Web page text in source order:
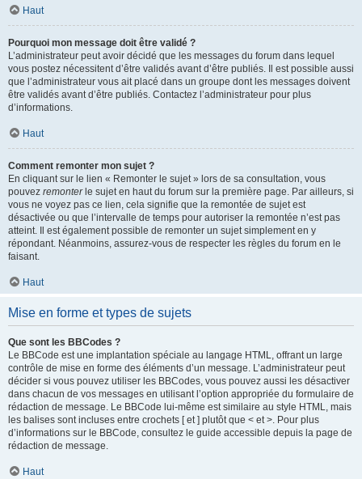
Haut
Pourquoi mon message doit être validé ?
L’administrateur peut avoir décidé que les messages du forum dans lequel
vous postez nécessitent d’être validés avant d’être publiés. Il est possible aussi
que l’administrateur vous ait placé dans un groupe dont les messages doivent
être validés avant d’être publiés. Contactez l’administrateur pour plus
d’informations.
Haut
Comment remonter mon sujet ?
En cliquant sur le lien « Remonter le sujet » lors de sa consultation, vous
pouvez remonterle sujet en haut du forum sur la première page. Par ailleurs, si
vous ne voyez pas ce lien, cela signifie que la remontée de sujet est
désactivée ou que l’intervalle de temps pour autoriser la remontée n’est pas
atteint. Il est également possible de remonter un sujet simplement en y
répondant. Néanmoins, assurez-vous de respecter les règles du forum en le
faisant.
Haut
Mise en forme et types de sujets
Que sont les BBCodes ?
Le BBCode est une implantation spéciale au langage HTML, offrant un large
contrôle de mise en forme des éléments d’un message. L’administrateur peut
décider si vous pouvez utiliser les BBCodes, vous pouvez aussi les désactiver
dans chacun de vos messages en utilisant l’option appropriée du formulaire de
rédaction de message. Le BBCode lui-même est similaire au style HTML, mais
les balises sont incluses entre crochets [ et ] plutôt que < et >. Pour plus
d’informations sur le BBCode, consultez le guide accessible depuis la page de
rédaction de message.
Haut